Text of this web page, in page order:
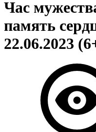
Час
память
22.06.2023